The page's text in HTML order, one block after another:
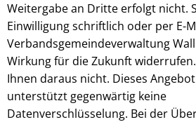
Weitergabe an Dritte erfolgt nicht.
Einwilligung schriftlich oder per E-
Verbandsgemeindeverwaltung
Wirkung für die Zukunft
Ihnen daraus nicht. Dieses Angebot
unterstützt gegenwärtig keine
Datenverschlüsselung. Bei der